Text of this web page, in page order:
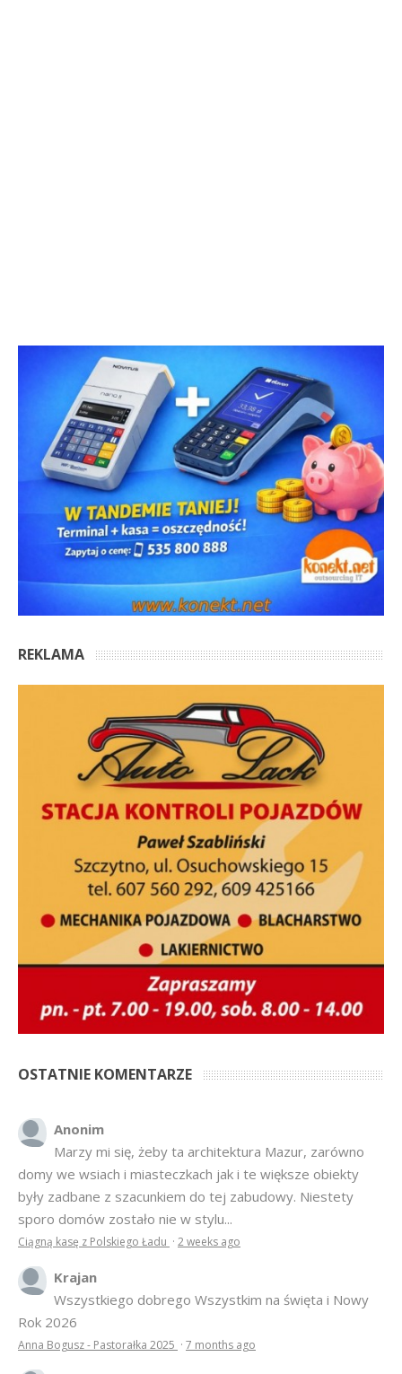
REKLAMA
OSTATNIE KOMENTARZE
Anonim
Marzy mi się, żeby ta architektura Mazur, zarówno
domy we wsiach i miasteczkach jak i te większe obiekty
były zadbane z szacunkiem do tej zabudowy. Niestety
sporo domów zostało nie w stylu...
Ciągną kasę z Polskiego Ładu · 2 weeks ago
Krajan
Wszystkiego dobrego Wszystkim na święta i Nowy
Rok 2026
Anna Bogusz - Pastorałka 2025 · 7 months ago